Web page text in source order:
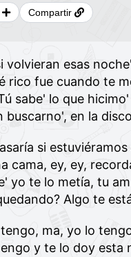
Compartir
volvieran esas
rico fue cuando te
sabe' lo que hicimo'
buscarno', en la
si estuviéramos
cama, ey, ey,
yo te lo metía, tu
Algo te
ma, yo lo
y te lo doy esta